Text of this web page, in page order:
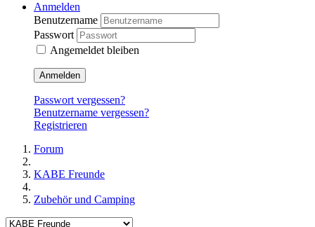
Anmelden
Benutzername
Passwort
Angemeldet bleiben
Anmelden
Passwort vergessen?
Benutzername vergessen?
Registrieren
Forum
KABE Freunde
Zubehör und Camping